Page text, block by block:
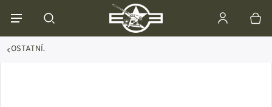
OSTATNÍ.